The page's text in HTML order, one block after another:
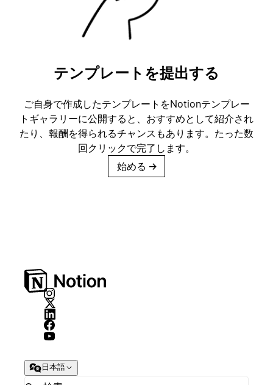
テンプレートを提出する
ご自身で作成したテンプレートをNotionテンプレー
トギャラリーに公開すると、おすすめとして紹介され
たり、報酬を得られるチャンスもあります。たった数
回クリックで完了します。
始める →
日本語